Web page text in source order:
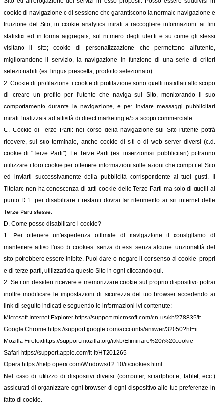
cookie di navigazione o di sessione che garantiscono la normale navigazione e
fruizione del Sito; in cookie analytics mirati a raccogliere informazioni, ai fini
statistici ed in forma aggregata, sul numero degli utenti e su come gli stessi
visitano il sito; cookie di personalizzazione che permettono all'utente,
migliorandone il servizio, la navigazione in funzione di una serie di criteri
selezionabili (es. lingua prescelta, prodotto selezionato)
2. Cookie di profilazione: i cookie di profilazione sono quelli installati allo scopo
di creare un profilo per l'utente che naviga sul Sito, monitorando il suo
comportamento durante la navigazione, e per inviare messaggi pubblicitari
mirati finalizzata ad attività di direct marketing e/o a scopo commerciale.
C. Cookie di Terze Parti: nel corso della navigazione sul Sito l'utente potrà
ricevere, sul suo terminale, anche cookie di siti o di web server diversi (c.d.
cookie di "Terze Parti"). Le Terze Parti (es. inserzionisti pubblicitari) potranno
utilizzare i loro cookie per ottenere informazioni sulle azioni che compi nel Sito
ed inviarti successivamente della pubblicità corrispondente ai tuoi gusti. Il
Titolare non ha conoscenza di tutti cookie delle Terze Parti ma solo di quelli al
punto D.1: per disabilitare i restanti dovrai far riferimento ai siti internet delle
Terze Parti stesse.
D. Come posso disabilitare i cookie?
1. Per ottenere un'esperienza ottimale di navigazione ti consigliamo di
mantenere attivo l'uso di cookies: senza di essi senza alcune funzionalità del
sito potrebbero essere inibite. Puoi dare o negare il consenso ai cookie, propri
e di terze parti, utilizzati da questo Sito in ogni cliccando qui.
2. Se non desideri ricevere e memorizzare cookie sul proprio dispositivo potrai
inoltre modificare le impostazioni di sicurezza del tuo browser accedendo ai
link di seguito indicati e seguendo le informazioni ivi contenute:
Microsoft Internet Explorer https://support.microsoft.com/en-us/kb/278835/it
Google Chrome https://support.google.com/accounts/answer/32050?hl=it
Mozilla Firefoxhttps://support.mozilla.org/it/kb/Eliminare%20i%20cookie
Safari https://support.apple.com/it-it/HT201265
Opera https://help.opera.com/Windows/12.10/it/cookies.html
Nel caso di utilizzo di dispositivi diversi (computer, smartphone, tablet, ecc.)
assicurati di organizzare ogni browser di ogni dispositivo alle tue preferenze in
fatto di cookie.